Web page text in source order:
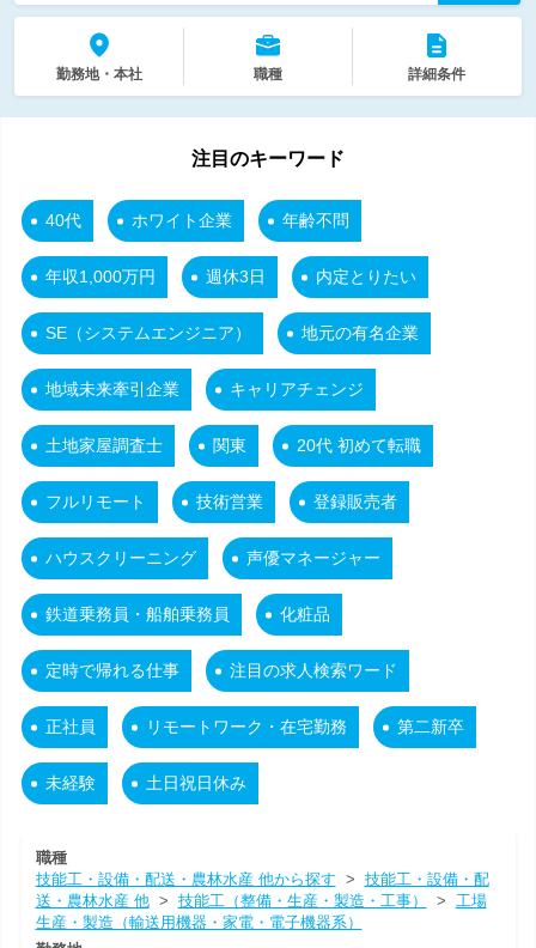
勤務地・本社 職種 詳細条件
注目のキーワード
40代 ホワイト企業 年齢不問
年収1,000万円 週休3日 内定とりたい
SE（システムエンジニア） 地元の有名企業
地域未来牽引企業 キャリアチェンジ
土地家屋調査士 関東 20代 初めて転職
フルリモート 技術営業 登録販売者
ハウスクリーニング 声優マネージャー
鉄道乗務員・船舶乗務員 化粧品
定時で帰れる仕事 注目の求人検索ワード
正社員 リモートワーク・在宅勤務 第二新卒
未経験 土日祝日休み
職種
技能工・設備・配送・農林水産 他から探す > 技能工・設備・配
送・農林水産 他> 技能工（整備・生産・製造・工事） > 工場
生産・製造（輸送用機器・家電・電子機器系）